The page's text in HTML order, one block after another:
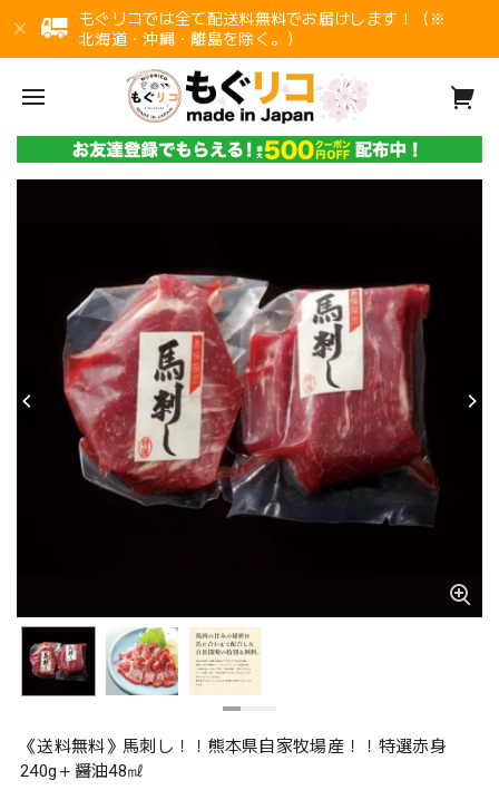
もぐリコでは全て配送料無料でお届けします！（※
北海道・沖縄・離島を除く。）
《送料無料》馬刺し！！熊本県自家牧場産！！特選赤身
240g＋醤油48㎖